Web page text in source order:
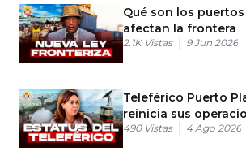
Qué son los
afectan la frontera
2.1K Vistas 9 Jun 2026
Teleférico Puerto
reinicia sus
490 Vistas 4 Ago 2026